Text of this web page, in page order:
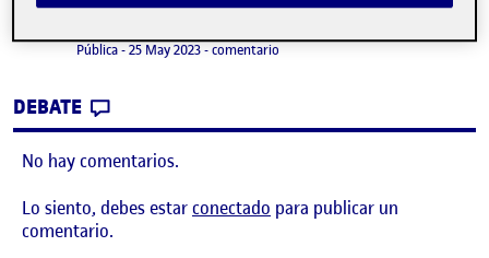
Visibilidad:
Pública-Fecha de publicación
25 May 20234 junio, 2023 12:34 pm
-comentarioen PEC 3.Hoja de ruta. Escultura,
DEBATE
No hay comentarios.
Lo siento, debes estarconectado para publicar un
comentario.